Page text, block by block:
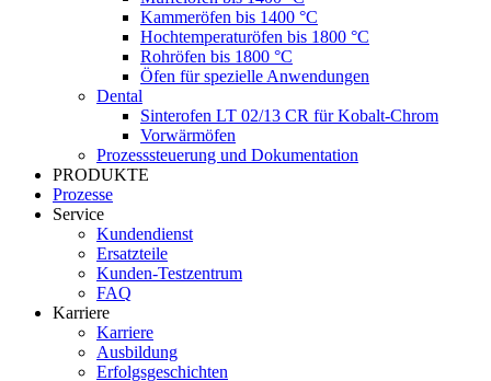
Kammeröfen bis 1400 °C
Hochtemperaturöfen bis 1800 °C
Rohröfen bis 1800 °C
Öfen für spezielle Anwendungen
Dental
Sinterofen LT 02/13 CR für Kobalt-Chrom
Vorwärmöfen
Prozesssteuerung und Dokumentation
PRODUKTE
Prozesse
Service
Kundendienst
Ersatzteile
Kunden-Testzentrum
FAQ
Karriere
Karriere
Ausbildung
Erfolgsgeschichten